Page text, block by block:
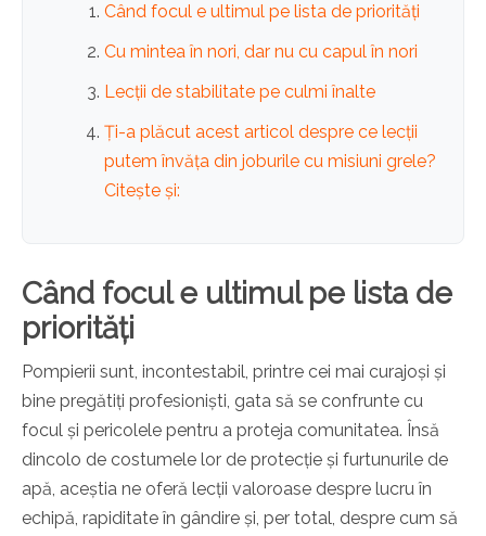
Când focul e ultimul pe lista de priorități
Cu mintea în nori, dar nu cu capul în nori
Lecții de stabilitate pe culmi înalte
Ți-a plăcut acest articol despre ce lecții
putem învăța din joburile cu misiuni grele?
Citește și:
Când focul e ultimul pe lista de
priorități
Pompierii sunt, incontestabil, printre cei mai curajoși și
bine pregătiți profesioniști, gata să se confrunte cu
focul și pericolele pentru a proteja comunitatea. Însă
dincolo de costumele lor de protecție și furtunurile de
apă, aceștia ne oferă lecții valoroase despre lucru în
echipă, rapiditate în gândire și, per total, despre cum să